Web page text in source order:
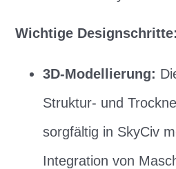
Wichtige Designschritte:
3D-Modellierung:
Struktur- und
sorgfältig in SkyCiv
Integration von